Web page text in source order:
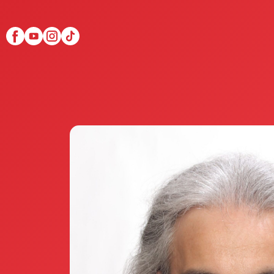
Scopri Club di Più
Le testimonianze Club
La fondatrice Valeria